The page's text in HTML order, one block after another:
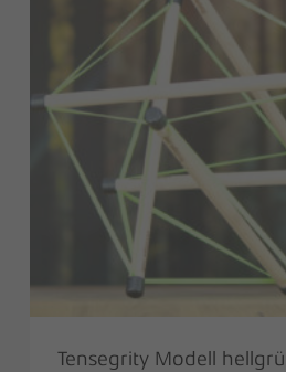
Tensegrity Modell